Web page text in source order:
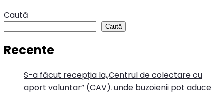
Caută
Caută
Recente
S-a făcut recepția la,,Centrul de colectare cu
aport voluntar” (CAV), unde buzoienii pot aduce